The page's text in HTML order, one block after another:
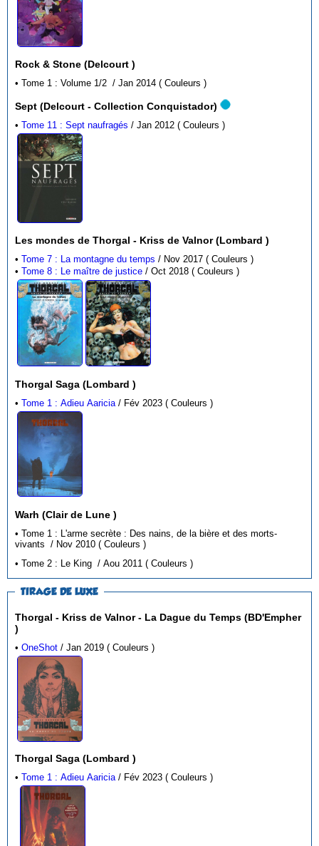
Rock & Stone (Delcourt )
• Tome 1 : Volume 1/2 / Jan 2014 ( Couleurs )
Sept (Delcourt - Collection Conquistador)
•Tome 11 : Sept naufragés / Jan 2012 ( Couleurs )
Les mondes de Thorgal - Kriss de Valnor (Lombard )
•Tome 7 : La montagne du temps
/ Nov 2017 ( Couleurs )
•Tome 8 : Le maître de justice / Oct 2018 ( Couleurs )
Thorgal Saga (Lombard )
•Tome 1 : Adieu Aaricia / Fév 2023 ( Couleurs )
Warh (Clair de Lune )
• Tome 1 : L'arme secrète : Des nains, de la bière et des morts-
vivants / Nov 2010 ( Couleurs )
• Tome 2 : Le King / Aou 2011 ( Couleurs )
TIRAGE DE LUXE
Thorgal - Kriss de Valnor - La Dague du Temps (BD'Empher
)
•OneShot / Jan 2019 ( Couleurs )
Thorgal Saga (Lombard )
•Tome 1 : Adieu Aaricia / Fév 2023 ( Couleurs )